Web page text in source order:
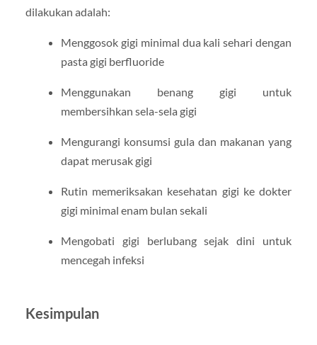
dilakukan adalah:
Menggosok gigi minimal dua kali sehari dengan
pasta gigi berfluoride
Menggunakan benang gigi untuk
membersihkan sela-sela gigi
Mengurangi konsumsi gula dan makanan yang
dapat merusak gigi
Rutin memeriksakan kesehatan gigi ke dokter
gigi minimal enam bulan sekali
Mengobati gigi berlubang sejak dini untuk
mencegah infeksi
Kesimpulan